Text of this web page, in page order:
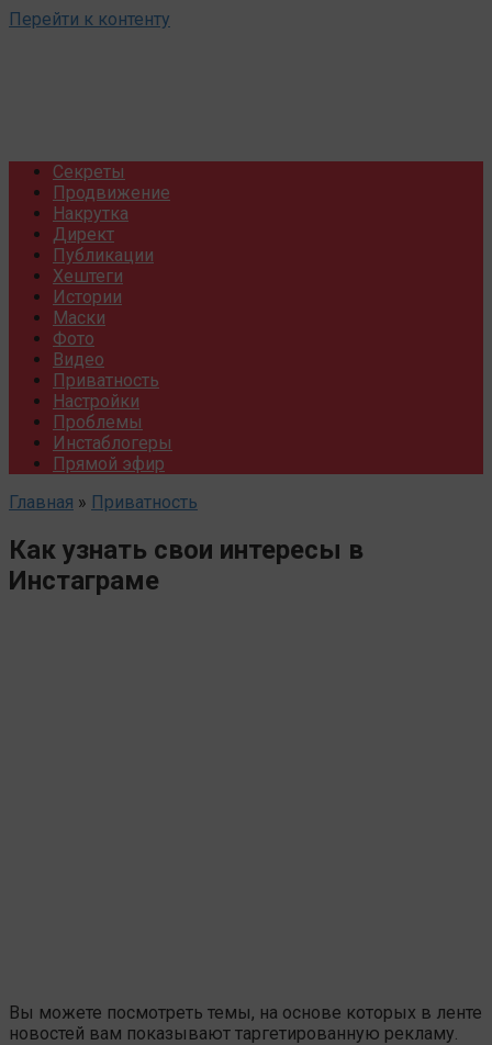
Перейти к контенту
Секреты
Продвижение
Накрутка
Директ
Публикации
Хештеги
Истории
Маски
Фото
Видео
Приватность
Настройки
Проблемы
Инстаблогеры
Прямой эфир
Главная » Приватность
Как узнать свои интересы в
Инстаграме
Вы можете посмотреть темы, на основе которых в ленте
новостей вам показывают таргетированную рекламу.